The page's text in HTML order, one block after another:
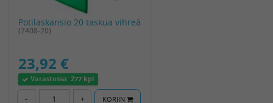
Potilaskansio 20 taskua vihreä
(7408-20)
23,92 €
Varastossa:277 kpl
- + KORIIN